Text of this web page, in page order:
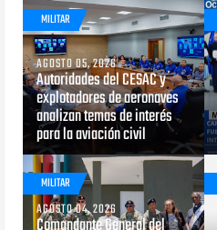
MILITAR
AGOSTO 05, 2026
Autoridades del CESAC y
explotadores de aeronaves
analizan temas de interés
para la aviación civil
MILITAR
AGOSTO 04, 2026